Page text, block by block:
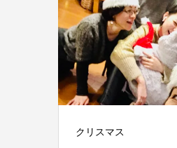
クリスマス